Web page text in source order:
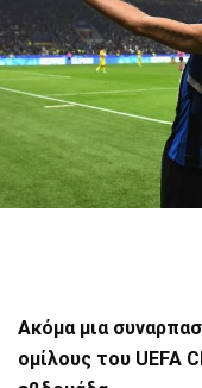
Ακόμα μια
ομίλους του UEFA